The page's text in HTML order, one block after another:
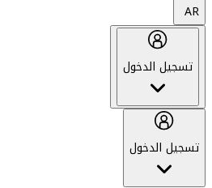
AR
تسجيل الدخول
تسجيل الدخول